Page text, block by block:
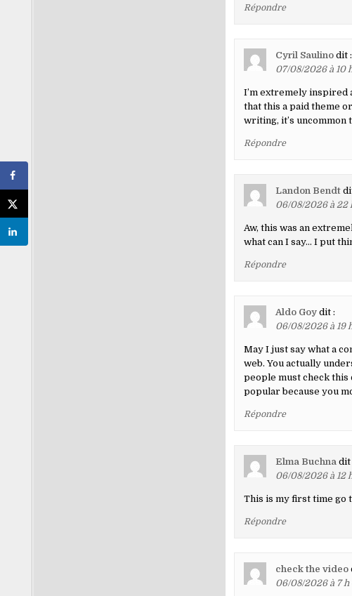
Répondre
Cyril Saulino dit :
07/08/2026 à 10
I’m extremely inspired
that this a paid theme
writing, it’s uncommon
Répondre
Landon Bendt
06/08/2026 à 22
Aw, this was an
what can I say… I put
Répondre
Aldo Goy dit :
06/08/2026 à 19
May I just say what a
web. You actually
people must check this
popular because you
Répondre
Elma Buchna dit
06/08/2026 à 12
This is my first time go
Répondre
check the video
06/08/2026 à 7 h